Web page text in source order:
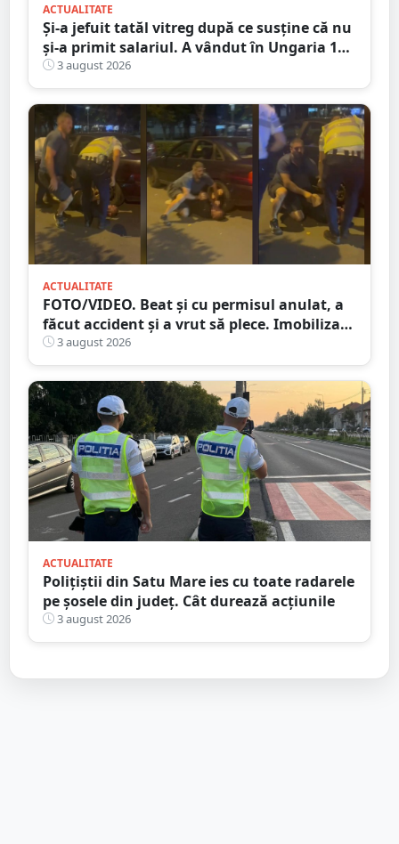
ACTUALITATE
Și-a jefuit tatăl vitreg după ce susține că nu
și-a primit salariul. A vândut în Ungaria 120
de role de vată și gresie de 7.000 de euro
3 august 2026
ACTUALITATE
FOTO/VIDEO. Beat și cu permisul anulat, a
făcut accident și a vrut să plece. Imobilizat
de trecători
3 august 2026
ACTUALITATE
Polițiștii din Satu Mare ies cu toate radarele
pe șosele din județ. Cât durează acțiunile
3 august 2026